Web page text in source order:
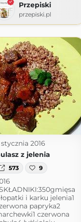
Przepiski
przepiski.pl
2016
z jelenia
573 9
i karku jelenia1
papryka2
czerwona